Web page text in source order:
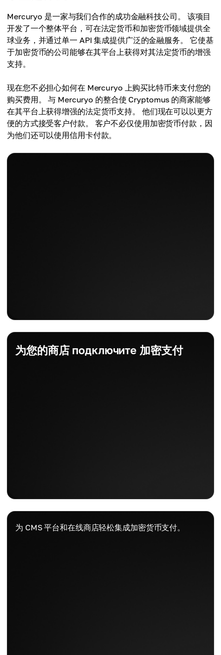
Mercuryo 是一家与我们合作的成功金融科技公司。 该项目
开发了一个整体平台，可在法定货币和加密货币领域提供全
球业务，并通过单一 API 集成提供广泛的金融服务。 它使基
于加密货币的公司能够在其平台上获得对其法定货币的增强
支持。
现在您不必担心如何在 Mercuryo 上购买比特币来支付您的
购买费用。 与 Mercuryo 的整合使 Cryptomus 的商家能够
在其平台上获得增强的法定货币支持。 他们现在可以以更方
便的方式接受客户付款。 客户不必仅使用加密货币付款，因
为他们还可以使用信用卡付款。
为您的商店 подключите 加密支付
为 CMS 平台和在线商店轻松集成加密货币支付。